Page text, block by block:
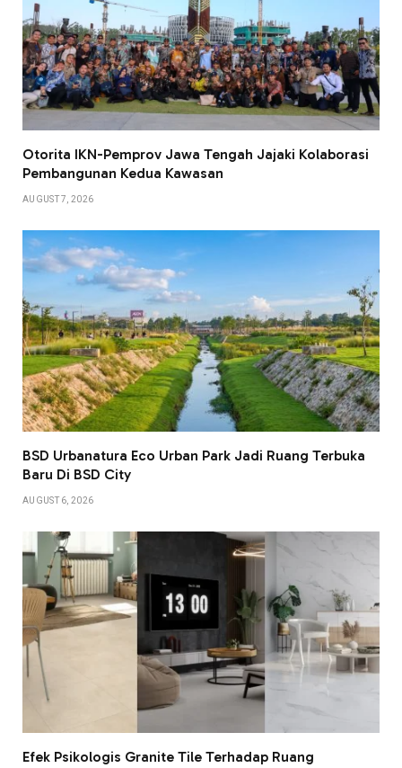
Otorita IKN-Pemprov Jawa Tengah Jajaki Kolaborasi
Pembangunan Kedua Kawasan
AUGUST 7, 2026
BSD Urbanatura Eco Urban Park Jadi Ruang Terbuka
Baru Di BSD City
AUGUST 6, 2026
Efek Psikologis Granite Tile Terhadap Ruang